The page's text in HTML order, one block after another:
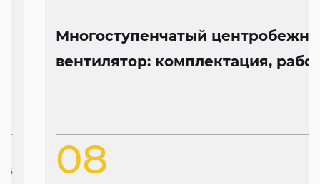
Многоступенчатый центробежный
вентилятор: комплектация, работа
08